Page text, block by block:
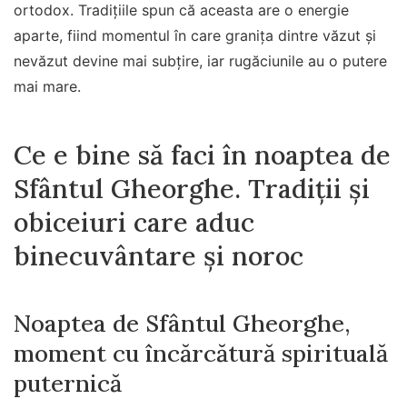
ortodox. Tradițiile spun că aceasta are o energie
aparte, fiind momentul în care granița dintre văzut și
nevăzut devine mai subțire, iar rugăciunile au o putere
mai mare.
Ce e bine să faci în noaptea de
Sfântul Gheorghe. Tradiții și
obiceiuri care aduc
binecuvântare și noroc
Noaptea de Sfântul Gheorghe,
moment cu încărcătură spirituală
puternică